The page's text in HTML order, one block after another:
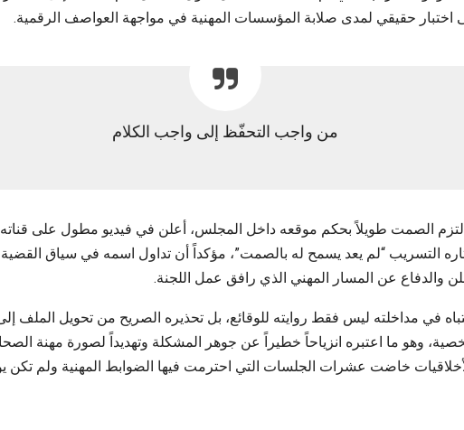
اختبار حقيقي لمدى صلابة المؤسسات المهنية في مواجهة العواصف الرقمية.
من واجب التحفّظ إلى واجب الكلام
التزم الصمت طويلاً بحكم موقعه داخل المجلس، أعلن في فيديو مطول على قناته
التسريب “لم يعد يسمح له بالصمت”، مؤكداً أن تداول اسمه في سياق
والدفاع عن المسار المهني الذي رافق عمل اللجنة.
في مداخلته ليس فقط روايته للوقائع، بل تحذيره الصريح من تحويل الملف
وهو ما اعتبره انزياحاً خطيراً عن جوهر المشكلة وتهديداً لصورة مهنة
خاضت عشرات الجلسات التي احترمت فيها الضوابط المهنية ولم تكن
استقبال آلاف…
مطالب بفتح تحقيق وتوضيح…